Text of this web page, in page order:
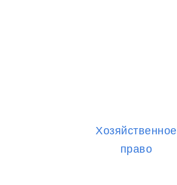
Хозяйственное
право